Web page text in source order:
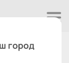
город